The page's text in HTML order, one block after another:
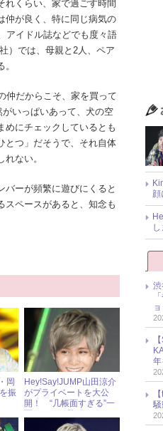
れくらい、家で過ごす時間
仲が良く、特に同じ病気の
アイドル誌などでも度々語
）では、母親と2人、ペア
仲だからこそ、家を買って
いっぱいあって、犬の空
めにチェックしているとも
とつ」だそうで、それ自体
ない。
バーが頻繁に遊びにくると
スペースがあると、知念も
岡
振
Hey!Say!JUMP山田涼介
がプライベートを大公
開！ “几帳面すぎる”一
顔
年